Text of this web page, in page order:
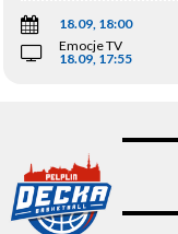
18.09, 18:00
Emocje TV
18.09, 17:55